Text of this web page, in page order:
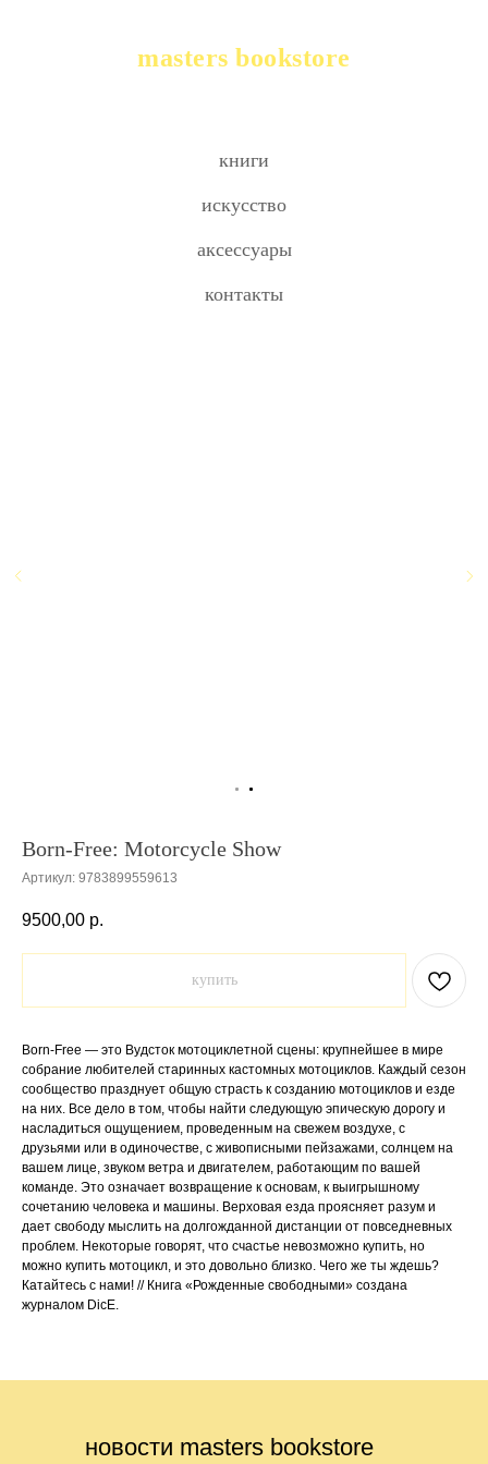
masters bookstore
книги
искусство
аксессуары
контакты
Born-Free: Motorcycle Show
Артикул: 9783899559613
9500,00 р.
купить
Born-Free — это Вудсток мотоциклетной сцены: крупнейшее в мире
собрание любителей старинных кастомных мотоциклов. Каждый сезон
сообщество празднует общую страсть к созданию мотоциклов и езде
на них. Все дело в том, чтобы найти следующую эпическую дорогу и
насладиться ощущением, проведенным на свежем воздухе, с
друзьями или в одиночестве, с живописными пейзажами, солнцем на
вашем лице, звуком ветра и двигателем, работающим по вашей
команде. Это означает возвращение к основам, к выигрышному
сочетанию человека и машины. Верховая езда проясняет разум и
дает свободу мыслить на долгожданной дистанции от повседневных
проблем. Некоторые говорят, что счастье невозможно купить, но
можно купить мотоцикл, и это довольно близко. Чего же ты ждешь?
Катайтесь с нами! // Книга «Рожденные свободными» создана
журналом DicE.
новости masters bookstore